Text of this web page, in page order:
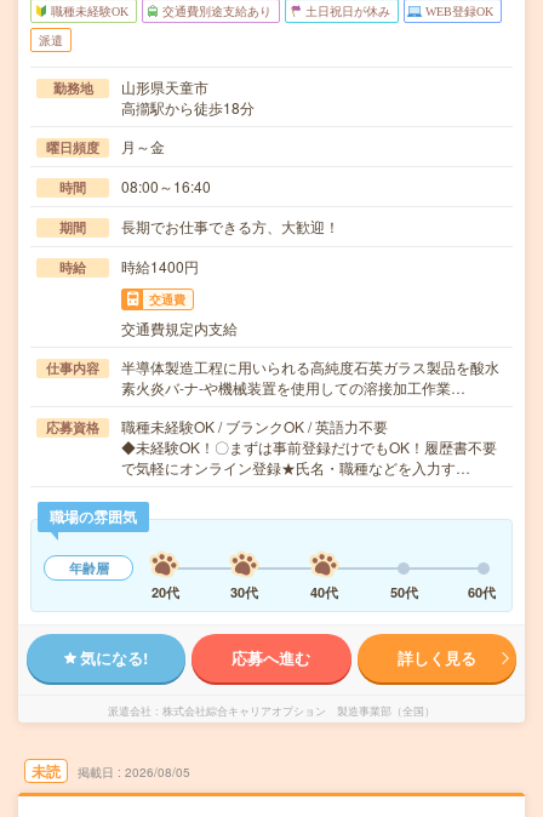
職種未経験OK 交通費別途支給あり 土日祝日が休み WEB登録OK
派遣
勤務地
山形県天童市
高擶駅から徒歩18分
曜日頻度 月～金
時間 08:00～16:40
期間 長期でお仕事できる方、大歓迎！
時給 時給1400円
交通費
交通費規定内支給
仕事内容
半導体製造工程に用いられる高純度石英ガラス製品を酸水
素火炎バ-ナ-や機械装置を使用しての溶接加工作業…
応募資格
職種未経験OK / ブランクOK / 英語力不要
◆未経験OK！〇まずは事前登録だけでもOK！履歴書不要
で気軽にオンライン登録★氏名・職種などを入力す…
職場の雰囲気
年齢層
20代
30代 40代 50代 60代
気になる! 応募へ進む 詳しく見る
派遣会社 株式会社綜合キャリアオプション 製造事業部（全国）
未読 掲載日 2026/08/05